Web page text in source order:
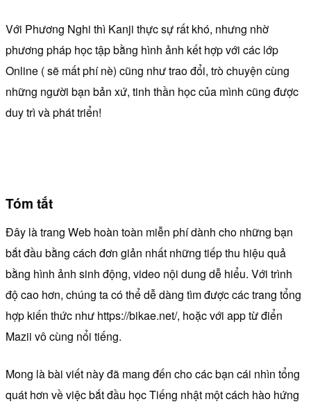
Với Phương Nghi thì Kanji thực sự rất khó, nhưng nhờ
phương pháp học tập bằng hình ảnh kết hợp với các lớp
Online ( sẽ mất phí nè) cũng như trao đổi, trò chuyện cùng
những người bạn bản xứ, tinh thần học của mình cũng được
duy trì và phát triển!
Tóm tắt
Đây là trang Web hoàn toàn miễn phí dành cho những bạn
bắt đầu bằng cách đơn giản nhất những tiếp thu hiệu quả
bằng hình ảnh sinh động, video nội dung dễ hiểu. Với trình
độ cao hơn, chúng ta có thể dễ dàng tìm được các trang tổng
hợp kiến thức như https://bikae.net/, hoặc với app từ điển
Mazii vô cùng nổi tiếng.
Mong là bài viết này đã mang đến cho các bạn cái nhìn tổng
quát hơn về việc bắt đầu học Tiếng nhật một cách hào hứng